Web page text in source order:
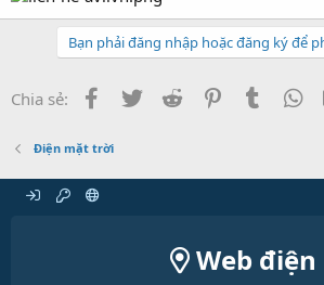
Bạn phải đăng nhập hoặc đăng ký để
Chia sẻ: Facebook
Twitter Reddit PinterestTumblr
Điện mặt trời
Web điện